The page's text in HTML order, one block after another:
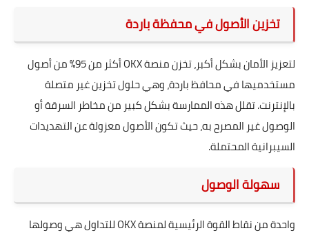
تخزين الأصول في محفظة باردة
لتعزيز الأمان بشكل أكبر، تخزن منصة OKX أكثر من 95% من أصول
مستخدميها في محافظ باردة، وهي حلول تخزين غير متصلة
بالإنترنت. تقلل هذه الممارسة بشكل كبير من مخاطر السرقة أو
الوصول غير المصرح به، حيث تكون الأصول معزولة عن التهديدات
السيبرانية المحتملة.
سهولة الوصول
واحدة من نقاط القوة الرئيسية لمنصة OKX للتداول هي وصولها